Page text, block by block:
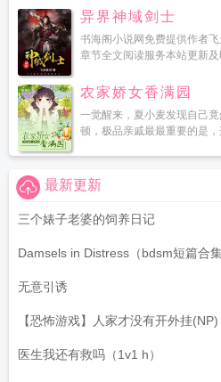
异界神域剑士
书海阁小说网免费提供作者
章节全文阅读服务本站更新
农家娇女香满园
一觉醒来，夏小麦发现自己
顿，极品亲戚最最重要的是
最新更新
三个婊子老婆的饲养日记
Damsels in Distress（bdsm短篇合集
无意引诱
【恐怖游戏】人家才没有开外挂(NP)
医生我还有救吗（1v1 h）